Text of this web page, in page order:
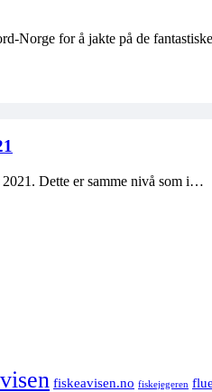
Norge for å jakte på de
Dette er samme nivå som i…
fiskeavisen.no fiskejegeren flue